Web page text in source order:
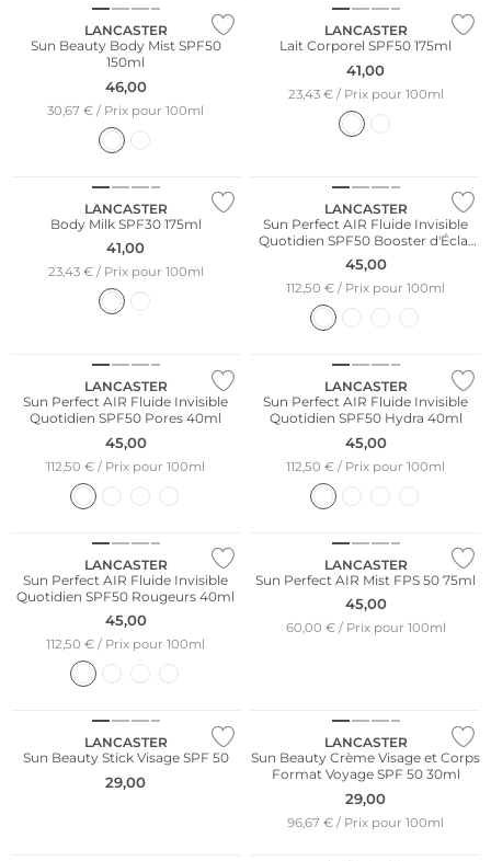
LANCASTER
Sun Beauty Body Mist SPF50
150ml
46,00
30,67 € / Prix pour 100ml
LANCASTER
Lait Corporel SPF50 175ml
41,00
23,43 € / Prix pour 100ml
LANCASTER
Body Milk SPF30 175ml
41,00
23,43 € / Prix pour 100ml
LANCASTER
Sun Perfect AIR Fluide Invisible
Quotidien SPF50 Booster d'Éclat
40 ml
45,00
112,50 € / Prix pour 100ml
LANCASTER
Sun Perfect AIR Fluide Invisible
Quotidien SPF50 Pores 40ml
45,00
112,50 € / Prix pour 100ml
LANCASTER
Sun Perfect AIR Fluide Invisible
Quotidien SPF50 Hydra 40ml
45,00
112,50 € / Prix pour 100ml
LANCASTER
Sun Perfect AIR Fluide Invisible
Quotidien SPF50 Rougeurs 40ml
45,00
112,50 € / Prix pour 100ml
LANCASTER
Sun Perfect AIR Mist FPS 50 75ml
45,00
60,00 € / Prix pour 100ml
Édition limitée
LANCASTER
Sun Beauty Stick Visage SPF 50
29,00
LANCASTER
Sun Beauty Crème Visage et Corps
Format Voyage SPF 50 30ml
29,00
96,67 € / Prix pour 100ml